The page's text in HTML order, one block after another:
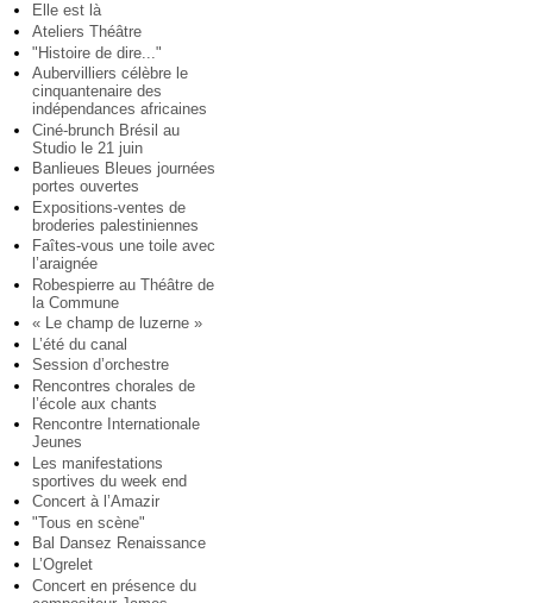
Elle est là
Ateliers Théâtre
"Histoire de dire..."
Aubervilliers célèbre le
cinquantenaire des
indépendances africaines
Ciné-brunch Brésil au
Studio le 21 juin
Banlieues Bleues journées
portes ouvertes
Expositions-ventes de
broderies palestiniennes
Faîtes-vous une toile avec
l’araignée
Robespierre au Théâtre de
la Commune
« Le champ de luzerne »
L’été du canal
Session d’orchestre
Rencontres chorales de
l’école aux chants
Rencontre Internationale
Jeunes
Les manifestations
sportives du week end
Concert à l’Amazir
"Tous en scène"
Bal Dansez Renaissance
L’Ogrelet
Concert en présence du